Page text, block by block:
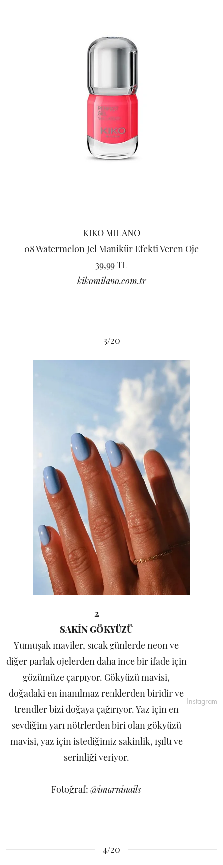
KIKO MILANO
08 Watermelon Jel Manikür Efekti Veren Oje
39,99 TL
kikomilano.com.tr
3/20
2
SAKİN GÖKYÜZÜ
Yumuşak maviler, sıcak günlerde neon ve
diğer parlak ojelerden daha ince bir ifade için
gözümüze çarpıyor. Gökyüzü mavisi,
doğadaki en inanılmaz renklerden biridir ve
trendler bizi doğaya çağırıyor. Yaz için en
sevdiğim yarı nötrlerden biri olan gökyüzü
mavisi, yaz için istediğimiz sakinlik, ışıltı ve
serinliği veriyor.
Fotoğraf: @imarninails
Instagram
4/20